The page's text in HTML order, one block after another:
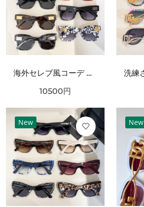
海外セレブ風コーデ DOLCE＆GABBANA ドルチェ＆ガッバーナ コピー サングラス 高級感漂うデザイン
10500円
New New